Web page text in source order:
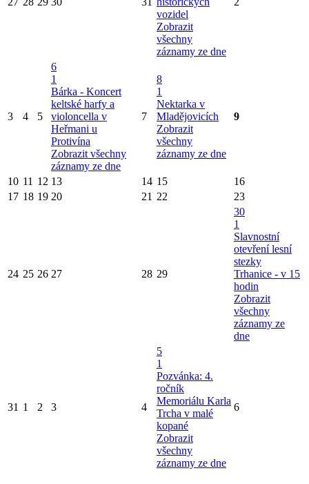
vozidel
Zobrazit
všechny
záznamy ze dne
3 4 5
6
1
Bárka - Koncert
keltské harfy a
violoncella v
Heřmani u
Protivína
Zobrazit všechny
záznamy ze dne
7
8
1
Nektarka v
Mladějovicích
Zobrazit
všechny
záznamy ze dne
9
10 11 12 13 14 15
16
17 18 19 20 21 22 23
24 25 26 27 28 29
30
1
Slavnostní
otevření lesní
stezky
Trhanice - v 15
hodin
Zobrazit
všechny
záznamy ze
dne
31 1 2 3 4
5
1
Pozvánka: 4.
ročník
Memoriálu Karla
Trcha v malé
kopané
Zobrazit
všechny
záznamy ze dne
6